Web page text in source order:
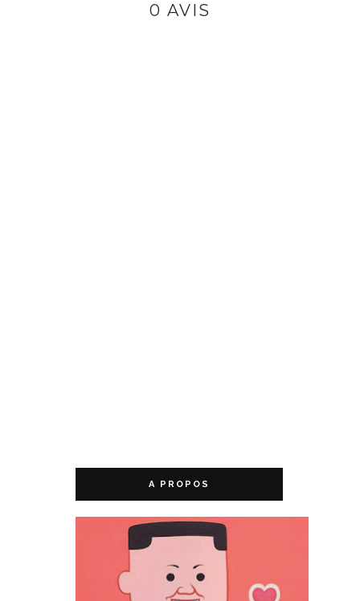
0 AVIS
A PROPOS